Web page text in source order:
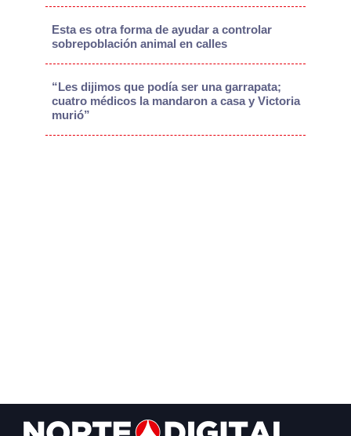
Esta es otra forma de ayudar a controlar
sobrepoblación animal en calles
“Les dijimos que podía ser una garrapata;
cuatro médicos la mandaron a casa y Victoria
murió”
Footer